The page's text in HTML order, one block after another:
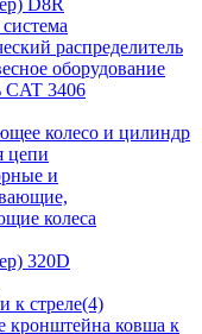
D8R
распределитель
оборудование
CAT 3406
колесо и цилиндр
цепи
и
колеса
320D
к стреле(4)
кронштейна ковша к